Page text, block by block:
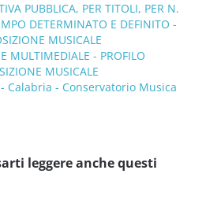
PUBBLICA, PER TITOLI, PER N.
DETERMINATO E DEFINITO -
MUSICALE
MULTIMEDIALE - PROFILO
MUSICALE
- Calabria - Conservatorio Musica
leggere anche questi